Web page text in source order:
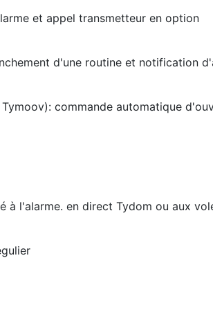
et appel transmetteur en option
d'une routine et notification
commande automatique
à l'alarme. en direct Tydom ou aux